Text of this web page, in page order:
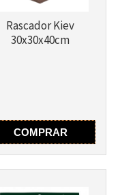
Rascador Kiev
30x30x40cm
COMPRAR
Más info